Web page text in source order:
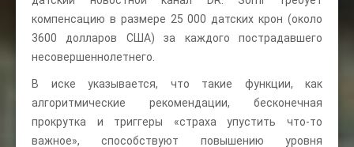
компенсацию в размере 25 000 датских крон (около
3600 долларов США) за каждого пострадавшего
несовершеннолетнего.
В иске указывается, что такие функции, как
алгоритмические рекомендации, бесконечная
прокрутка и триггеры «страха упустить что-то
важное», способствуют повышению уровня